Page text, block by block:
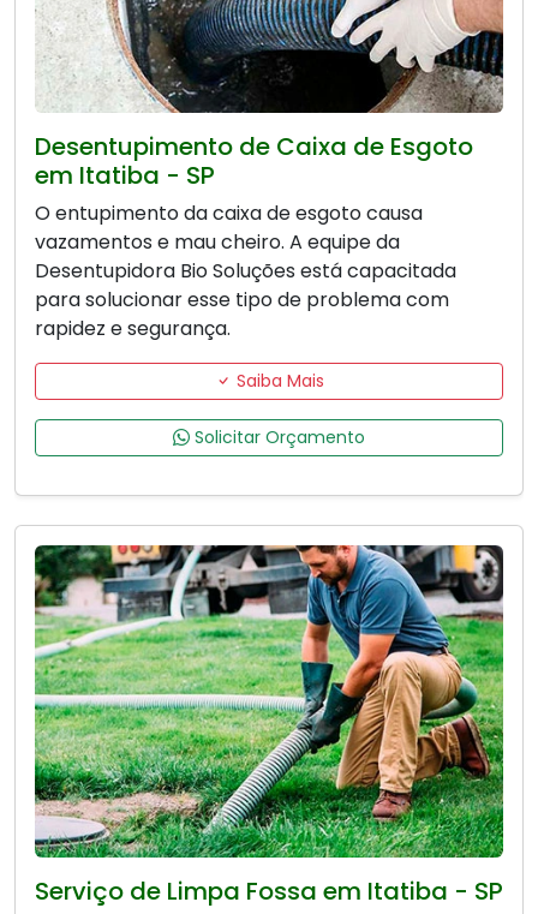
Desentupimento de Caixa de Esgoto
em Itatiba - SP
O entupimento da caixa de esgoto causa
vazamentos e mau cheiro. A equipe da
Desentupidora Bio Soluções está capacitada
para solucionar esse tipo de problema com
rapidez e segurança.
Saiba Mais
Solicitar Orçamento
Serviço de Limpa Fossa em Itatiba - SP